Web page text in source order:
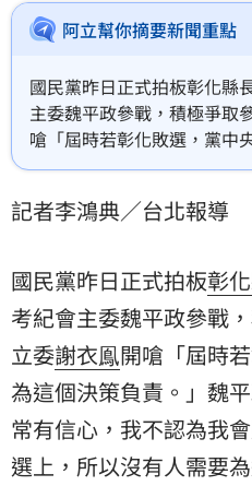
阿立幫你摘要新聞重點
國民黨昨日正式拍板彰化縣
主委魏平政參戰，積極爭取
嗆「屆時若彰化敗選，黨中
魏平政回應，「我對自己非
責。」陳君瑋律師則用家族
記者李鴻典／台北報導
國民黨昨日正式拍板彰
考紀會主委魏平政參戰
立委謝衣鳯開嗆「屆時
為這個決策負責。」魏
常有信心，我不認為我
選上，所以沒有人需要為